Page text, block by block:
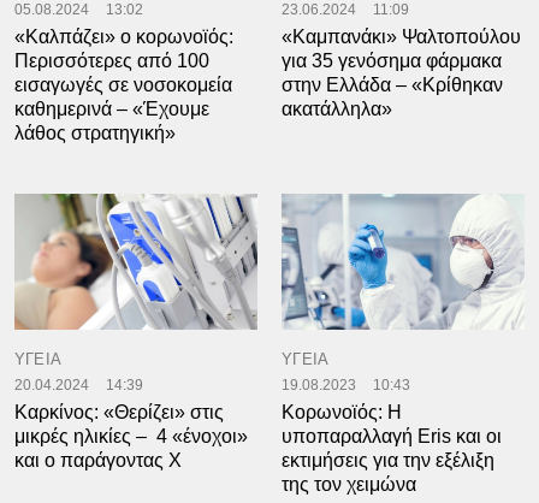
05.08.2024 13:02
«Καλπάζει» ο κορωνοϊός:
Περισσότερες από 100
εισαγωγές σε νοσοκομεία
καθημερινά – «Έχουμε
λάθος στρατηγική»
23.06.2024 11:09
«Καμπανάκι» Ψαλτοπούλου
για 35 γενόσημα φάρμακα
στην Ελλάδα – «Κρίθηκαν
ακατάλληλα»
ΥΓΕΙΑ
20.04.2024 14:39
Καρκίνος: «Θερίζει» στις
μικρές ηλικίες – 4 «ένοχοι»
και ο παράγοντας Χ
ΥΓΕΙΑ
19.08.2023 10:43
Κορωνοϊός: H
υποπαραλλαγή Eris και οι
εκτιμήσεις για την εξέλιξη
της τον χειμώνα